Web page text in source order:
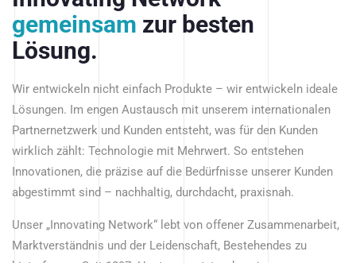
gemeinsam zur besten
Lösung.
Wir entwickeln nicht einfach Produkte – wir entwickeln ideale
Lösungen. Im engen Austausch mit unserem internationalen
Partnernetzwerk und Kunden entsteht, was für den Kunden
wirklich zählt: Technologie mit Mehrwert. So entstehen
Innovationen, die präzise auf die Bedürfnisse unserer Kunden
abgestimmt sind – nachhaltig, durchdacht, praxisnah.
Unser „Innovating Network“ lebt von offener Zusammenarbeit,
Marktverständnis und der Leidenschaft, Bestehendes zu